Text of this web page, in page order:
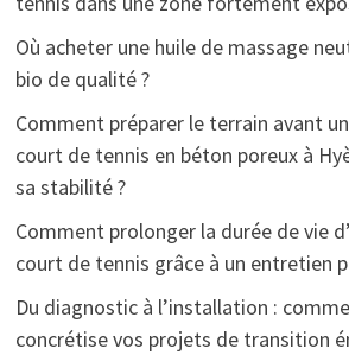
Où acheter une huile de massage
bio de qualité ?
Comment préparer le terrain avant
court de tennis en béton poreux à
sa stabilité ?
Comment prolonger la durée de vie
court de tennis grâce à un entretien
Du diagnostic à l’installation :
concrétise vos projets de transition